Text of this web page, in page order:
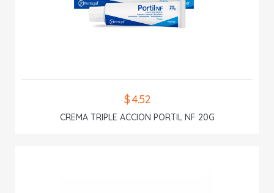
$ 4.52
CREMA TRIPLE ACCION PORTIL NF 20G